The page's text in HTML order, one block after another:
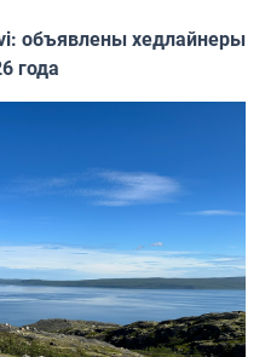
объявлены хедлайнеры
года